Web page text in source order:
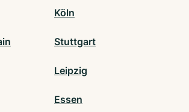
Köln
Stuttgart
Leipzig
Essen